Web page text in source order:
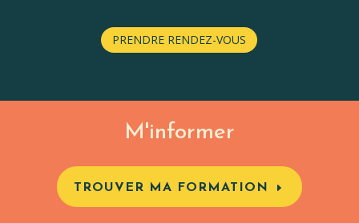
PRENDRE RENDEZ-VOUS
M'informer
TROUVER MA FORMATION